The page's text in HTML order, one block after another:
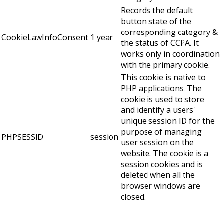
CookieLawInfoConsent 1 year
Records the default
button state of the
corresponding category &
the status of CCPA. It
works only in coordination
with the primary cookie.
PHPSESSID session
This cookie is native to
PHP applications. The
cookie is used to store
and identify a users'
unique session ID for the
purpose of managing
user session on the
website. The cookie is a
session cookies and is
deleted when all the
browser windows are
closed.